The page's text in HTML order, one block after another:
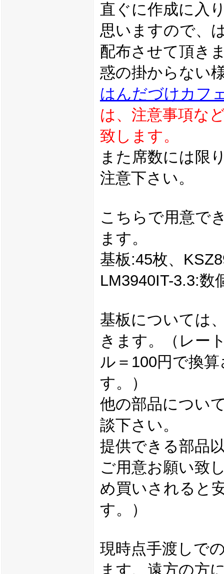
直ぐに作成に入
思いますので、
配布させて頂き
惑の掛からない
はんだづけカフ
は、注意事項な
致します。
また席数には限
注意下さい。
こちらで用意で
ます。
基板:45枚、
LM3940IT-3.3:数
基板については
きます。（レー
ル＝100円で換
す。）
他の部品につい
談下さい。
提供できる部品
ご用意お願い致
め買いされると
す。）
現時点手渡しで
ます、遠方の方